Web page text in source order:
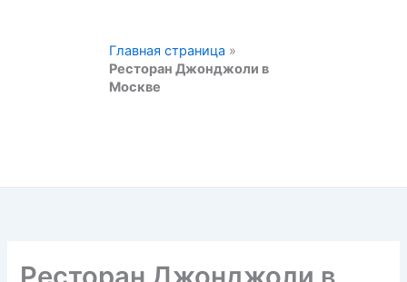
Главная страница »
Ресторан Джонджоли в
Москве